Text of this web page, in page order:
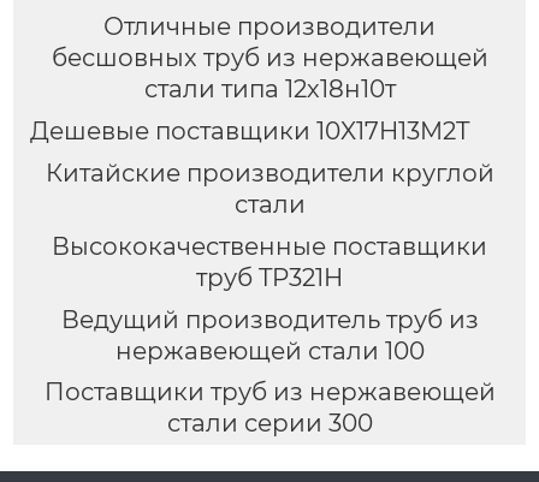
Отличные производители
бесшовных труб из нержавеющей
стали типа 12х18н10т
Дешевые поставщики 10X17H13M2T
Китайские производители круглой
стали
Высококачественные поставщики
труб TP321H
Ведущий производитель труб из
нержавеющей стали 100
Поставщики труб из нержавеющей
стали серии 300